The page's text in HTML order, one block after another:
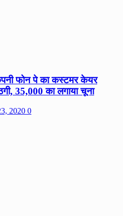
फोन पे का कस्टमर केयर
35,000 का लगाया चूना
2020 0